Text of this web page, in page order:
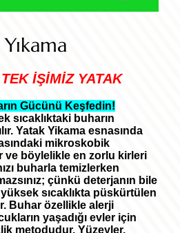
İŞİMİZ YATAK
Gücünü Keşfedin!
sıcaklıktaki buharın
Yatak Yikama esnasında
mikroskobik
ve böylelikle en zorlu kirleri
buharla temizlerken
çünkü deterjanın bile
sıcaklıkta püskürtülen
Buhar özellikle alerji
yaşadığı evler için
metodudur. Yüzeyler,